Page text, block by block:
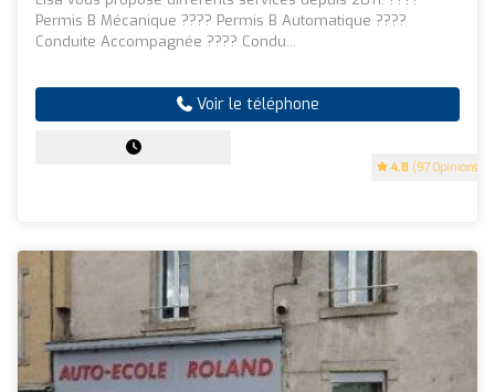
4.8 (97 Opinions)
Permis B Mécanique ???? Permis B Automatique ????
Conduite Accompagnée ???? Condu...
Voir le téléphone